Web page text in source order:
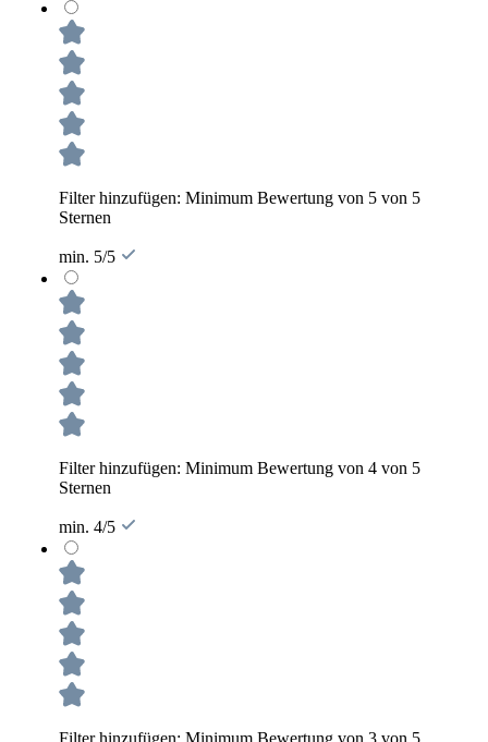
Filter hinzufügen: Minimum Bewertung von 5 von 5
Sternen
min. 5/5
Filter hinzufügen: Minimum Bewertung von 4 von 5
Sternen
min. 4/5
Filter hinzufügen: Minimum Bewertung von 3 von 5